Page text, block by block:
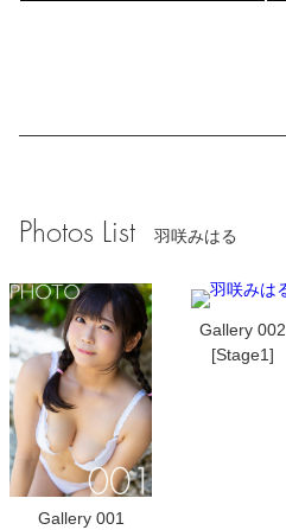
Photos List 羽咲みはる
Gallery 001
Gallery 002
[Stage1]